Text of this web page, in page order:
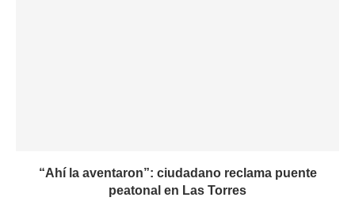
“Ahí la aventaron”: ciudadano reclama puente
peatonal en Las Torres